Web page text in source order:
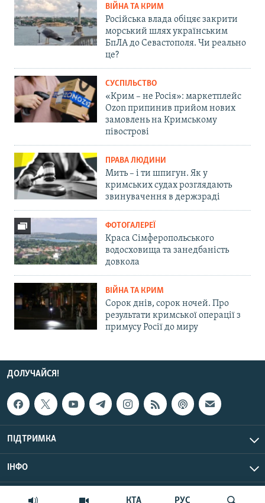
КТА РУС
ВІЙНА ТА КРИМ
Російська влада обіцяє закрити
морський шлях українським
БпЛА до Севастополя. Чи реально
це?
СУСПІЛЬСТВО
«Крим – не Росія»: маркетплейс
Ozon припинив прийом нових
замовлень на Кримському
півострові
ПРАВА ЛЮДИНИ
Мить – і ти шпигун. Як у
кримських судах розглядають
звинувачення в держзраді
ФОТОГАЛЕРЕЇ
Краса Сімферопольського
водосховища та занедбаність
довкола
ВІЙНА ТА КРИМ
Сорок днів, сорок ночей. Про
результати кримської операції з
примусу Росії до миру
ДОЛУЧАЙСЯ!
ПІДТРИМКА
ІНФО
© Крим.Реалії, 2026 | Усі права застережено.